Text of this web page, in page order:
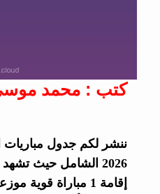
كتب : محمد
2026 الشامل حيث